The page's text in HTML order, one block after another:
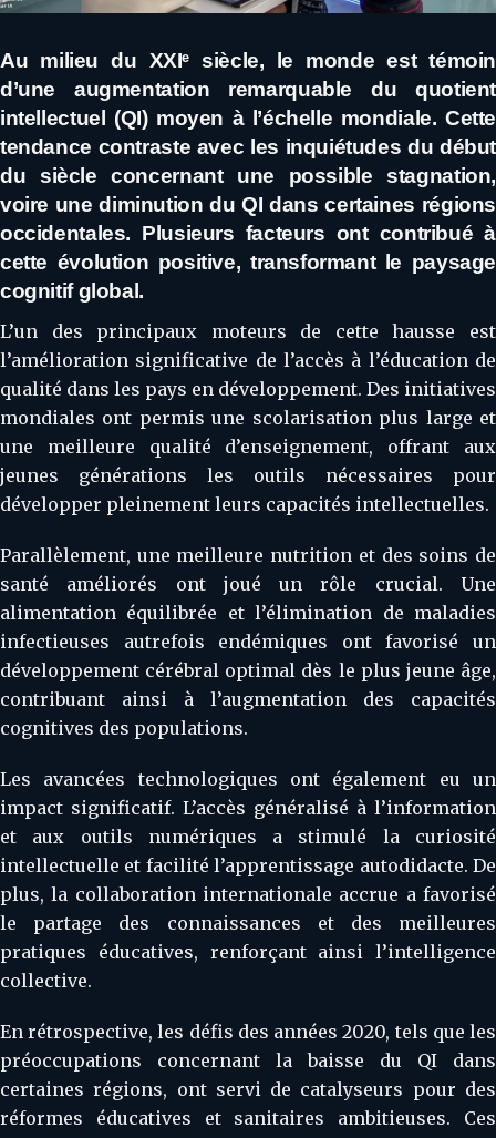
Au milieu du XXIᵉ siècle, le monde est témoin
d’une augmentation remarquable du quotient
intellectuel (QI) moyen à l’échelle mondiale. Cette
tendance contraste avec les inquiétudes du début
du siècle concernant une possible stagnation,
voire une diminution du QI dans certaines régions
occidentales. Plusieurs facteurs ont contribué à
cette évolution positive, transformant le paysage
cognitif global.
L’un des principaux moteurs de cette hausse est
l’amélioration significative de l’accès à l’éducation de
qualité dans les pays en développement. Des initiatives
mondiales ont permis une scolarisation plus large et
une meilleure qualité d’enseignement, offrant aux
jeunes générations les outils nécessaires pour
développer pleinement leurs capacités intellectuelles.
Parallèlement, une meilleure nutrition et des soins de
santé améliorés ont joué un rôle crucial. Une
alimentation équilibrée et l’élimination de maladies
infectieuses autrefois endémiques ont favorisé un
développement cérébral optimal dès le plus jeune âge,
contribuant ainsi à l’augmentation des capacités
cognitives des populations.
Les avancées technologiques ont également eu un
impact significatif. L’accès généralisé à l’information
et aux outils numériques a stimulé la curiosité
intellectuelle et facilité l’apprentissage autodidacte. De
plus, la collaboration internationale accrue a favorisé
le partage des connaissances et des meilleures
pratiques éducatives, renforçant ainsi l’intelligence
collective.
En rétrospective, les défis des années 2020, tels que les
préoccupations concernant la baisse du QI dans
certaines régions, ont servi de catalyseurs pour des
réformes éducatives et sanitaires ambitieuses. Ces